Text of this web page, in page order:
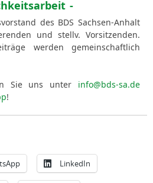
-
des BDS Sachsen-Anhalt
und stellv. Vorsitzenden.
werden gemeinschaftlich
Sie uns unter info@bds-sa.de
!
LinkedIn